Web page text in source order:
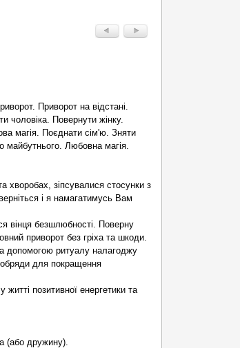
Приворот на відстані.
чоловіка. Повернути жінку.
магія. Поєднати сім'ю. Зняти
майбутнього. Любовна магія.
хворобах, зіпсувалися стосунки з
і я намагатимусь Вам
вінця безшлюбності. Поверну
приворот без гріха та шкоди.
допомогою ритуалу налагоджу
для покращення
позитивної енергетики та
(або дружину).